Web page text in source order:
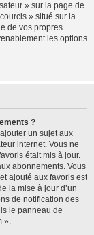
» sur la page de
» situé sur la
de vos propres
les options
?
un sujet aux
internet. Vous ne
était mis à jour.
abonnements. Vous
ajouté aux favoris est
la mise à jour d’un
de notification des
le panneau de
».